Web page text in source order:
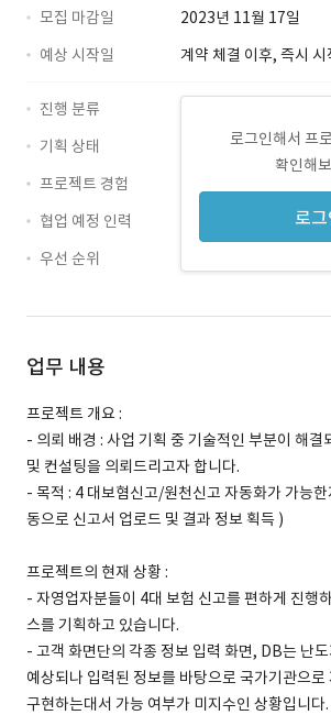
모집 마감일
2023년 11월 17일
예상 시작일
계약 체결 이후, 즉시 시
로그인해서 프
확인해
로그
진행 분류
기획 상태
프로젝트 경험
협업 예정 인력
우선 순위
업무 내용
프로젝트 개요 :
- 의뢰 배경 : 사업 기획 중 기술적인 부분이 해결
및 컨설팅을 의뢰드리고자 합니다.
- 목적 : 4 대보혐신고/원천신고 자동화가 가능
동으로 신고서 업로드 및 결과 정보 획득 )
프로젝트의 현재 상황 :
- 자영업자분들이 4대 보험 신고를 편하게 진행
스를 기획하고 있습니다.
- 고객 화면단의 각종 정보 입력 화면, DB는 난
예상되나 입력된 정보를 바탕으로 국가기관으로
구현하는대서 가능 여부가 미지수인 상황입니다.